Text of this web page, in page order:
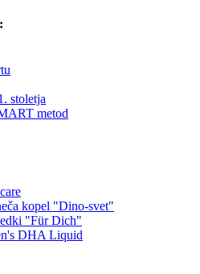
stoletja
metod
kopel "Dino-svet"
"Für Dich"
DHA Liquid